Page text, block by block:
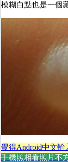
模糊白點也是一個
覺得Android中文
手機照相看照片不